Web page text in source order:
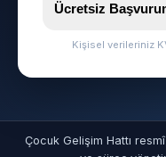
Ücretsiz
Kişisel verileriniz
Çocuk Gelişim Hattı